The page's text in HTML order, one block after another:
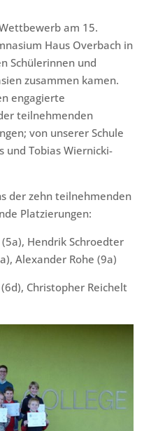
am 15.
Haus Overbach in
Schülerinnen und
zusammen kamen.
engagierte
teilnehmenden
von unserer Schule
und Tobias Wiernicki-
der zehn teilnehmenden
Platzierungen:
Hendrik Schroedter
Alexander Rohe (9a)
Christopher Reichelt